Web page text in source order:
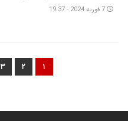
7 فوریه 2024 - 19:37
۱ ۲ ۳